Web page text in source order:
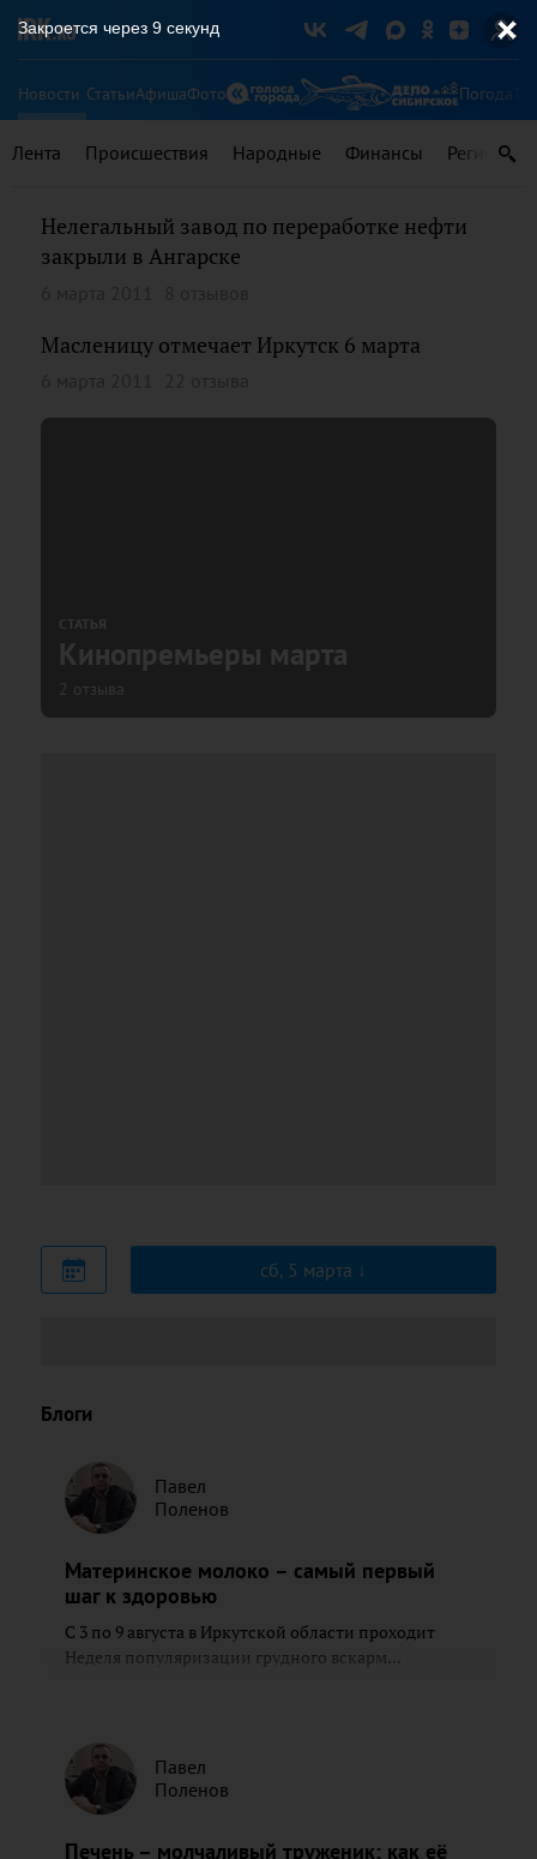
Новости СтатьиАфишаФото Погода
Лента Происшествия Народные Финансы Регионы
Нелегальный завод по переработке нефти
закрыли в Ангарске
Масленицу отмечает Иркутск 6 марта
СТАТЬЯ
Кинопремьеры марта
2 отзыва
сб, 5 марта
Блоги
Павел
Поленов
Материнское молоко – самый первый
шаг к здоровью
С 3 по 9 августа в Иркутской области проходит
Неделя популяризации грудного вскарм...
Павел
Поленов
Печень – молчаливый труженик: как её
Закроется через 9 секунд